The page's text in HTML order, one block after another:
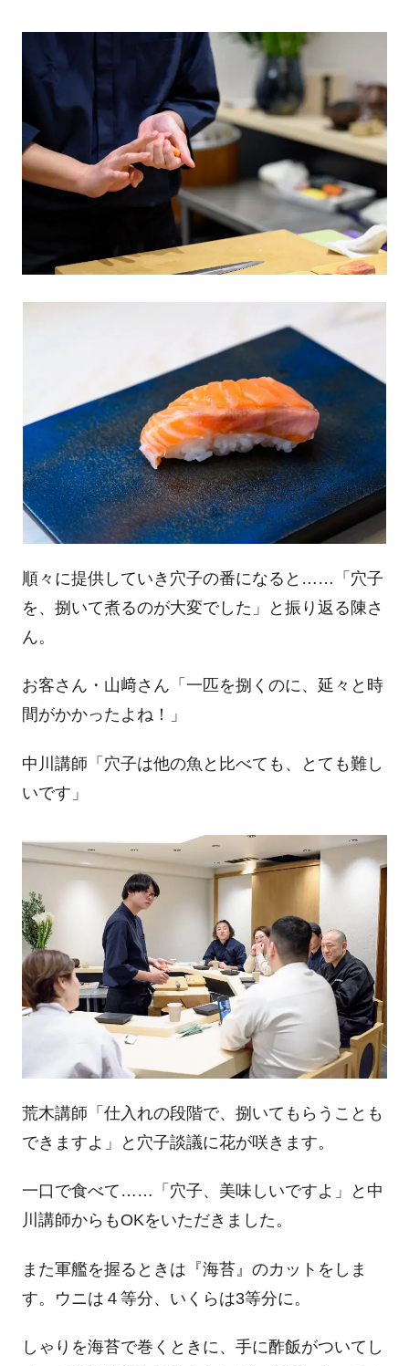
順々に提供していき穴子の番になると……「穴子
を、捌いて煮るのが大変でした」と振り返る陳さ
ん。
お客さん・山﨑さん「一匹を捌くのに、延々と時
間がかかったよね！」
中川講師「穴子は他の魚と比べても、とても難し
いです」
荒木講師「仕入れの段階で、捌いてもらうことも
できますよ」と穴子談議に花が咲きます。
一口で食べて……「穴子、美味しいですよ」と中
川講師からもOKをいただきました。
また軍艦を握るときは『海苔』のカットをしま
す。ウニは４等分、いくらは3等分に。
しゃりを海苔で巻くときに、手に酢飯がついてし